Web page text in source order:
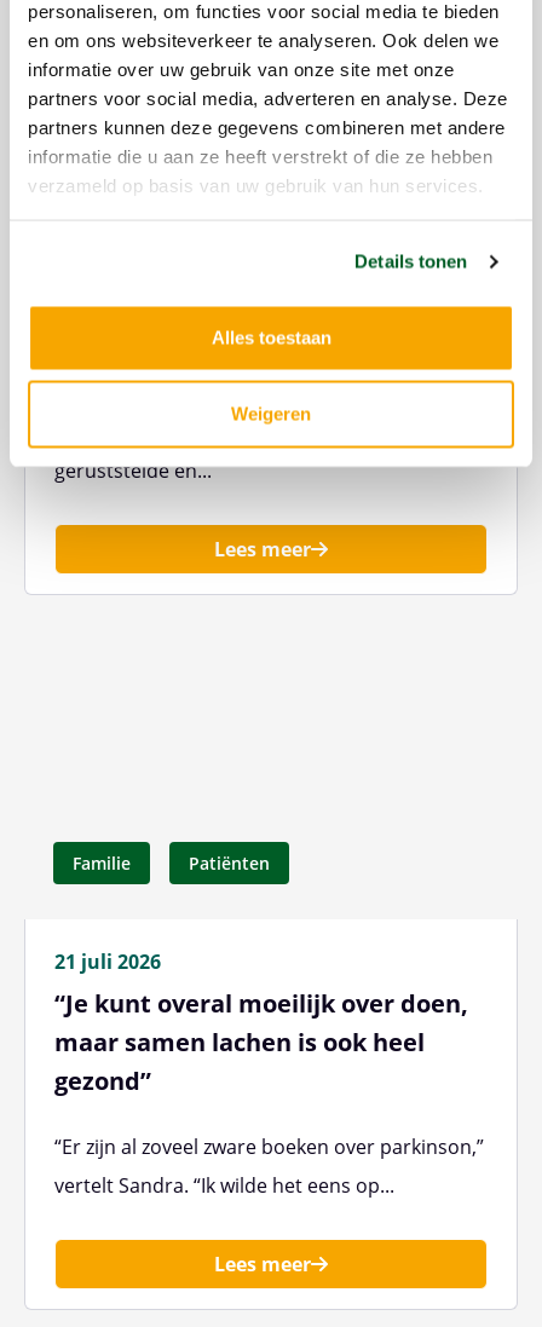
personaliseren, om functies voor social media te bieden
en om ons websiteverkeer te analyseren. Ook delen we
informatie over uw gebruik van onze site met onze
partners voor social media, adverteren en analyse. Deze
partners kunnen deze gegevens combineren met andere
informatie die u aan ze heeft verstrekt of die ze hebben
verzameld op basis van uw gebruik van hun services.
Details tonen
Alles toestaan
Weigeren
Patiënten
honderd procent scherp moet zijn”
Ruud Schilders (58) was bijna vijfentwintig jaar
lang huisarts: de man die luisterde,
geruststelde en...
Lees meer
Familie Patiënten
21 juli 2026
“Je kunt overal moeilijk over doen,
maar samen lachen is ook heel
gezond”
“Er zijn al zoveel zware boeken over parkinson,”
vertelt Sandra. “Ik wilde het eens op...
Lees meer